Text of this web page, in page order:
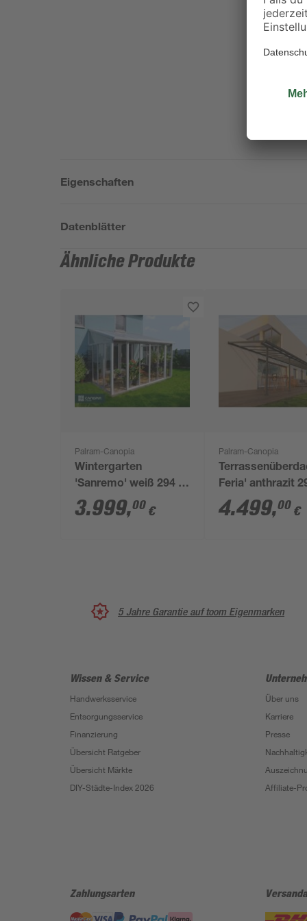
Eigenschaften
Datenblätter
Ähnliche Produkte
Palram-Canopia
Wintergarten
'Sanremo' weiß 294 x
435 cm Polycarbonat
transparent
3.999,00 €
Palram-Canopia
Feria' anthrazit
1220 cm
Polycarbonat
4.499,00 €
5 Jahre Garantie auf toom Eigenmarken
Wissen & Service
Handwerksservice
Entsorgungsservice
Finanzierung
Übersicht Ratgeber
Übersicht Märkte
DIY-Städte-Index 2026
Über uns
Karriere
Presse
Affiliate-
Zahlungsarten